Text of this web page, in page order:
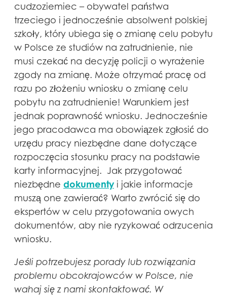
cudzoziemiec – obywatel państwa
trzeciego i jednocześnie absolwent polskiej
szkoły, który ubiega się o zmianę celu pobytu
w Polsce ze studiów na zatrudnienie, nie
musi czekać na decyzję policji o wyrażenie
zgody na zmianę. Może otrzymać pracę od
razu po złożeniu wniosku o zmianę celu
pobytu na zatrudnienie! Warunkiem jest
jednak poprawność wniosku. Jednocześnie
jego pracodawca ma obowiązek zgłosić do
urzędu pracy niezbędne dane dotyczące
rozpoczęcia stosunku pracy na podstawie
karty informacyjnej. Jak przygotować
niezbędne dokumentyi jakie informacje
muszą one zawierać? Warto zwrócić się do
ekspertów w celu przygotowania owych
dokumentów, aby nie ryzykować odrzucenia
wniosku.
Jeśli potrzebujesz porady lub rozwiązania
problemu obcokrajowców w Polsce, nie
wahaj się z nami skontaktować. W